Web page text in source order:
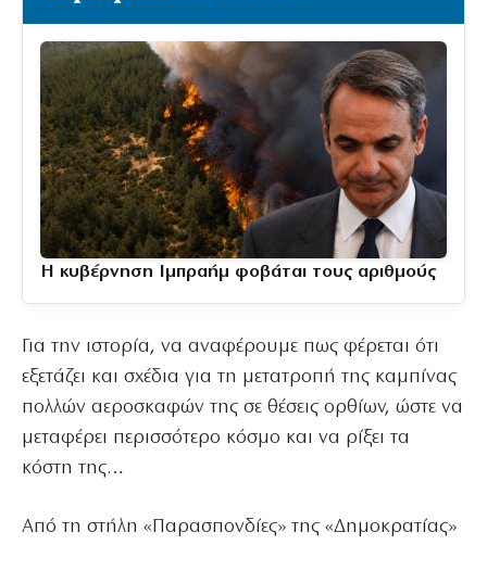
Η κυβέρνηση Ιμπραήμ φοβάται τους αριθμούς
Για την ιστορία, να αναφέρουμε πως φέρεται ότι
εξετάζει και σχέδια για τη μετατροπή της καμπίνας
πολλών αεροσκαφών της σε θέσεις ορθίων, ώστε να
μεταφέρει περισσότερο κόσμο και να ρίξει τα
κόστη της…
Από τη στήλη «Παρασπονδίες» της «Δημοκρατίας»